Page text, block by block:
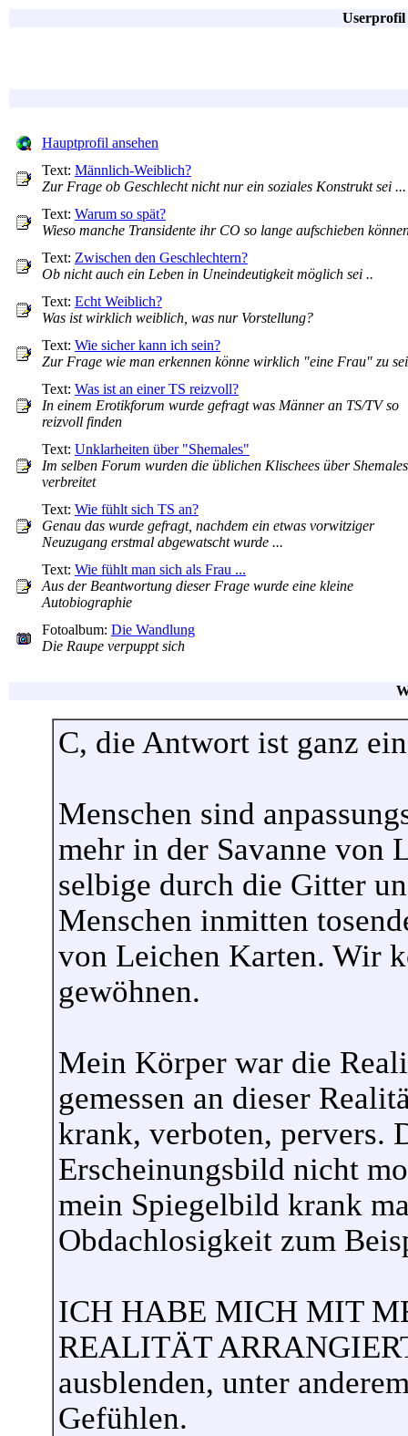
Userprofil
Hauptprofil ansehen
Text: Männlich-Weiblich?
Zur Frage ob Geschlecht nicht nur ein soziales Konstrukt sei ...
Text: Warum so spät?
Wieso manche Transidente ihr CO so lange aufschieben
Text: Zwischen den Geschlechtern?
Ob nicht auch ein Leben in Uneindeutigkeit möglich sei ..
Text: Echt Weiblich?
Was ist wirklich weiblich, was nur Vorstellung?
Text: Wie sicher kann ich sein?
Zur Frage wie man erkennen könne wirklich "eine Frau" zu
Text: Was ist an einer TS reizvoll?
In einem Erotikforum wurde gefragt was Männer an TS/TV so
reizvoll finden
Text: Unklarheiten über "Shemales"
Im selben Forum wurden die üblichen Klischees über Shemales
verbreitet
Text: Wie fühlt sich TS an?
Genau das wurde gefragt, nachdem ein etwas vorwitziger
Neuzugang erstmal abgewatscht wurde ...
Text: Wie fühlt man sich als Frau ...
Aus der Beantwortung dieser Frage wurde eine kleine
Autobiographie
Fotoalbum: Die Wandlung
Die Raupe verpuppt sich
C, die Antwort ist ganz
Menschen sind
mehr in der Savanne von
selbige durch die Gitter
Menschen inmitten
von Leichen Karten. Wir
gewöhnen.
Mein Körper war die
gemessen an dieser
krank, verboten, pervers.
Erscheinungsbild nicht
mein Spiegelbild krank
Obdachlosigkeit zum
ICH HABE MICH MIT
REALITÄT
ausblenden, unter
Gefühlen.